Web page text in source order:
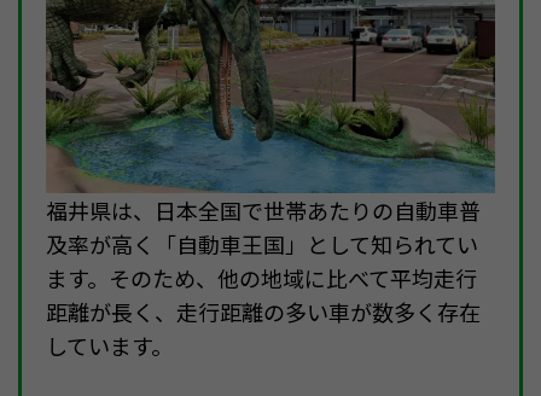
福井県は、日本全国で世帯あたりの自動車普
及率が高く「自動車王国」として知られてい
ます。そのため、他の地域に比べて平均走行
距離が長く、走行距離の多い車が数多く存在
しています。